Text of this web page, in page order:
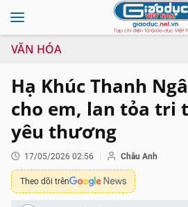
VĂN HÓA
Hạ Khúc Thanh
cho em, lan tỏa tri
yêu thương
17/05/2026 02:56 Châu Anh
Theo dõi trên